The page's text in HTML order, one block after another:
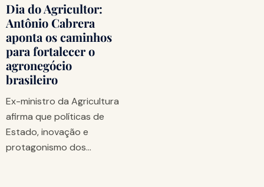
Dia do Agricultor:
Antônio Cabrera
aponta os caminhos
para fortalecer o
agronegócio
brasileiro
Ex-ministro da Agricultura
afirma que políticas de
Estado, inovação e
protagonismo dos…